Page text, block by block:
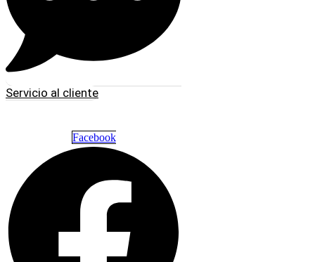
Servicio al cliente
Facebook